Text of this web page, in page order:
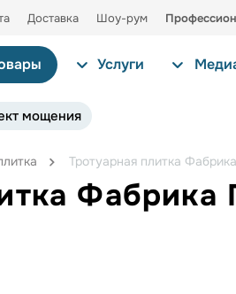
Доставка Шоу-рум
Услуги
мощения
Тротуарная плитка